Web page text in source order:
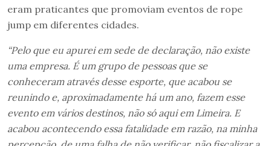
eram praticantes que promoviam eventos de rope
jump em diferentes cidades.
“Pelo que eu apurei em sede de declaração, não existe
uma empresa. É um grupo de pessoas que se
conheceram através desse esporte, que acabou se
reunindo e, aproximadamente há um ano, fazem esse
evento em vários destinos, não só aqui em Limeira. E
acabou acontecendo essa fatalidade em razão, na minha